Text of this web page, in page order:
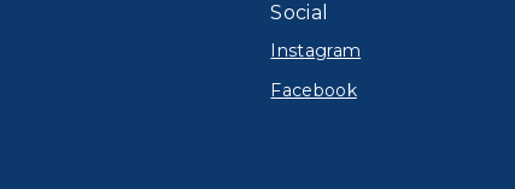
Social
Instagram
Facebook